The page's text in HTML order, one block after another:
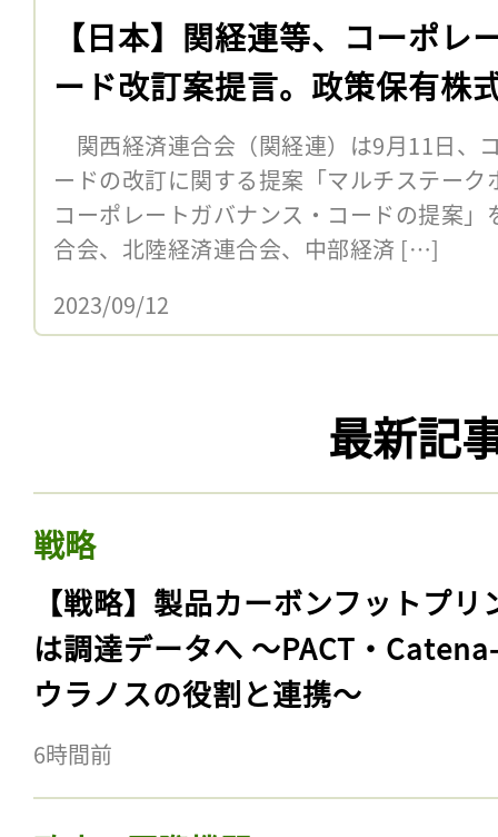
【日本】関経連等、コーポレ
ード改訂案提言。政策保有株
関西経済連合会（関経連）は9月11日、
ードの改訂に関する提案「マルチステー
コーポレートガバナンス・コードの提案
合会、北陸経済連合会、中部経済 […]
2023/09/12
最新記
戦略
【戦略】製品カーボンフットプリ
は調達データへ 〜PACT・
ウラノスの役割と連携〜
6時間前